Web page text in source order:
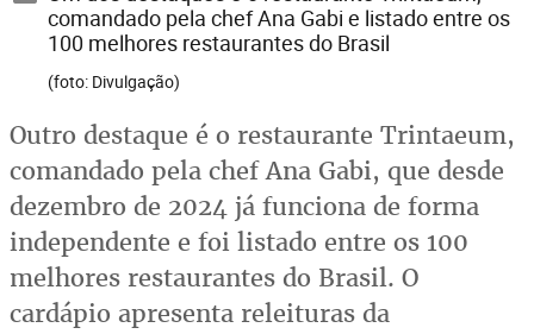
comandado pela chef Ana Gabi e listado entre os
100 melhores restaurantes do Brasil
(foto: Divulgação)
Outro destaque é o restaurante Trintaeum,
comandado pela chef Ana Gabi, que desde
dezembro de 2024 já funciona de forma
independente e foi listado entre os 100
melhores restaurantes do Brasil. O
cardápio apresenta releituras da